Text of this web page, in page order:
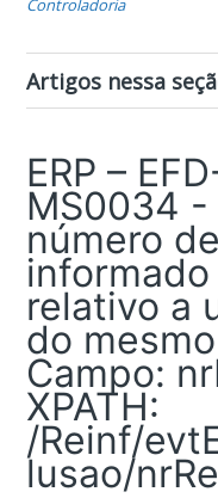
Controladoria
Artigos nessa
ERP –
MS0034 -
número
relativo a
do
Campo:
XPATH:
/Reinf/
lusao/